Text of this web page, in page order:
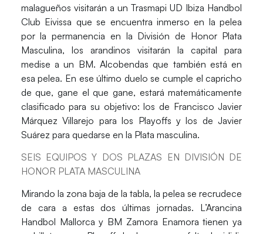
malagueños visitarán a unTrasmapi UD Ibiza Handbol
Club Eivissa que se encuentra inmerso en la pelea
por la permanencia en la División de Honor Plata
Masculina, los arandinos visitarán la capital para
medise a un BM. Alcobendas que también está en
esa pelea. En ese último duelo se cumple el capricho
de que, gane el que gane, estará matemáticamente
clasificado para su objetivo: los de Francisco Javier
Márquez Villarejo para los Playoffs y los deJavier
Suárez para quedarse en la Plata masculina.
SEIS EQUIPOS Y DOS PLAZAS EN DIVISIÓN DE
HONOR PLATA MASCULINA
Mirando la zona baja de la tabla, la pelea se recrudece
de cara a estas dos últimas jornadas. L’Arancina
Handbol Mallorca y BM Zamora Enamora tienen ya